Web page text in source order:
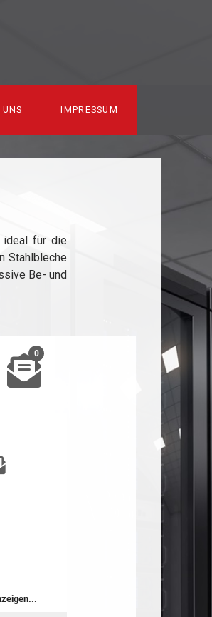
IMPRESSUM
ideal für die
Stahlbleche
Be- und